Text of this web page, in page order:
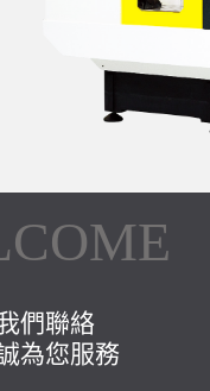
們聯絡
為您服務